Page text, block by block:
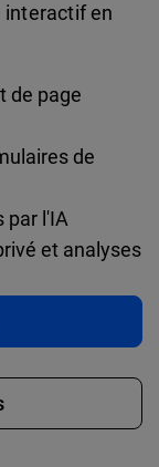
interactif en
de page
de
par l'IA
et analyses